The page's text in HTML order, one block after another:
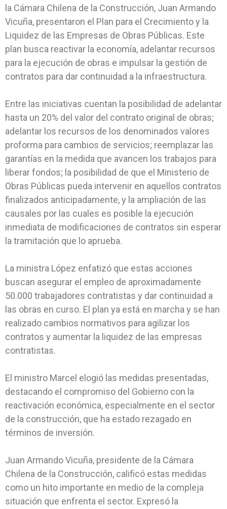
la Cámara Chilena de la Construcción, Juan Armando
Vicuña, presentaron el Plan para el Crecimiento y la
Liquidez de las Empresas de Obras Públicas. Este
plan busca reactivar la economía, adelantar recursos
para la ejecución de obras e impulsar la gestión de
contratos para dar continuidad a la infraestructura.
Entre las iniciativas cuentan la posibilidad de adelantar
hasta un 20% del valor del contrato original de obras;
adelantar los recursos de los denominados valores
proforma para cambios de servicios; reemplazar las
garantías en la medida que avancen los trabajos para
liberar fondos; la posibilidad de que el Ministerio de
Obras Públicas pueda intervenir en aquellos contratos
finalizados anticipadamente, y la ampliación de las
causales por las cuales es posible la ejecución
inmediata de modificaciones de contratos sin esperar
la tramitación que lo aprueba.
La ministra López enfatizó que estas acciones
buscan asegurar el empleo de aproximadamente
50.000 trabajadores contratistas y dar continuidad a
las obras en curso. El plan ya está en marcha y se han
realizado cambios normativos para agilizar los
contratos y aumentar la liquidez de las empresas
contratistas.
El ministro Marcel elogió las medidas presentadas,
destacando el compromiso del Gobierno con la
reactivación económica, especialmente en el sector
de la construcción, que ha estado rezagado en
términos de inversión.
Juan Armando Vicuña, presidente de la Cámara
Chilena de la Construcción, calificó estas medidas
como un hito importante en medio de la compleja
situación que enfrenta el sector. Expresó la